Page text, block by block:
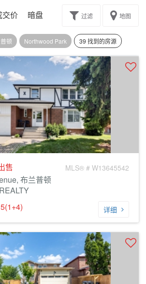
交价 暗盘 楼花转让过滤 地图
顿 Northwood Park 39 找到的房源
售 MLS® # W13645542
布兰普顿
5(1+4) 详细